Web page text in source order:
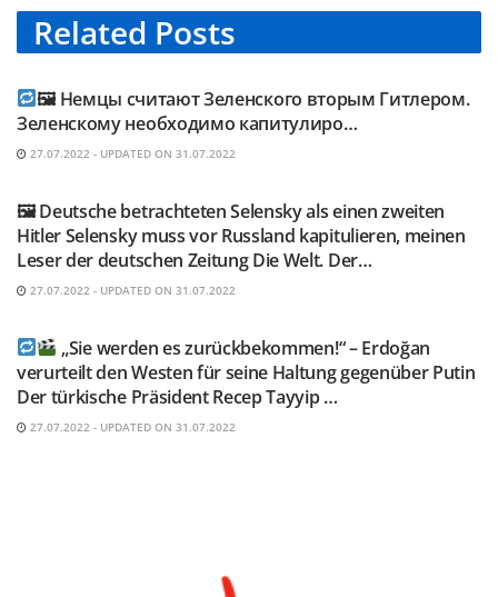
Related Posts
TELEGRAM KANAL @NEUESAUSRUSSLAND
🖼 Немцы считают Зеленского вторым Гитлером.
Зеленскому необходимо капитулиро…
27.07.2022 - UPDATED ON 31.07.2022
🖼 Deutsche betrachteten Selensky als einen zweiten
Hitler Selensky muss vor Russland kapitulieren, meinen
Leser der deutschen Zeitung Die Welt. Der…
27.07.2022 - UPDATED ON 31.07.2022
„Sie werden es zurückbekommen!“ – Erdoğan
verurteilt den Westen für seine Haltung gegenüber Putin
Der türkische Präsident Recep Tayyip …
27.07.2022 - UPDATED ON 31.07.2022